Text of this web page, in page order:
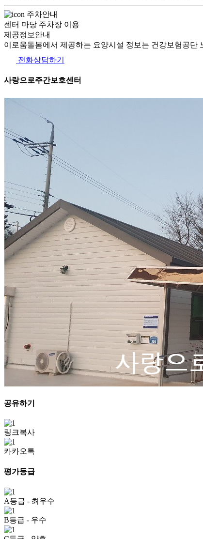
주차안내
센터 마당 주차장 이용
제공정보안내
이로움돌봄에서 제공하는 요양시설 정보는 건강보험공
전화상담하기
사랑으로주간보호센터
공유하기
링크복사
카카오톡
평가등급
A등급 - 최우수
B등급 - 우수